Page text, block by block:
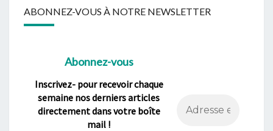
ABONNEZ-VOUS À NOTRE NEWSLETTER
Abonnez-vous
Inscrivez- pour recevoir chaque
semaine nos derniers articles
directement dans votre boîte
mail !